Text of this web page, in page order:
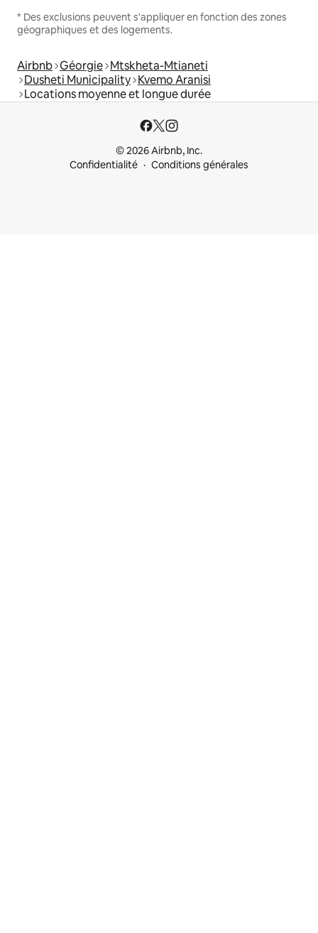
* Des exclusions peuvent s'appliquer en fonction des zones
géographiques et des logements.
Airbnb Géorgie Mtskheta-Mtianeti
Dusheti Municipality Kvemo Aranisi
Locations moyenne et longue durée
© 2026 Airbnb, Inc.
Confidentialité
Conditions générales